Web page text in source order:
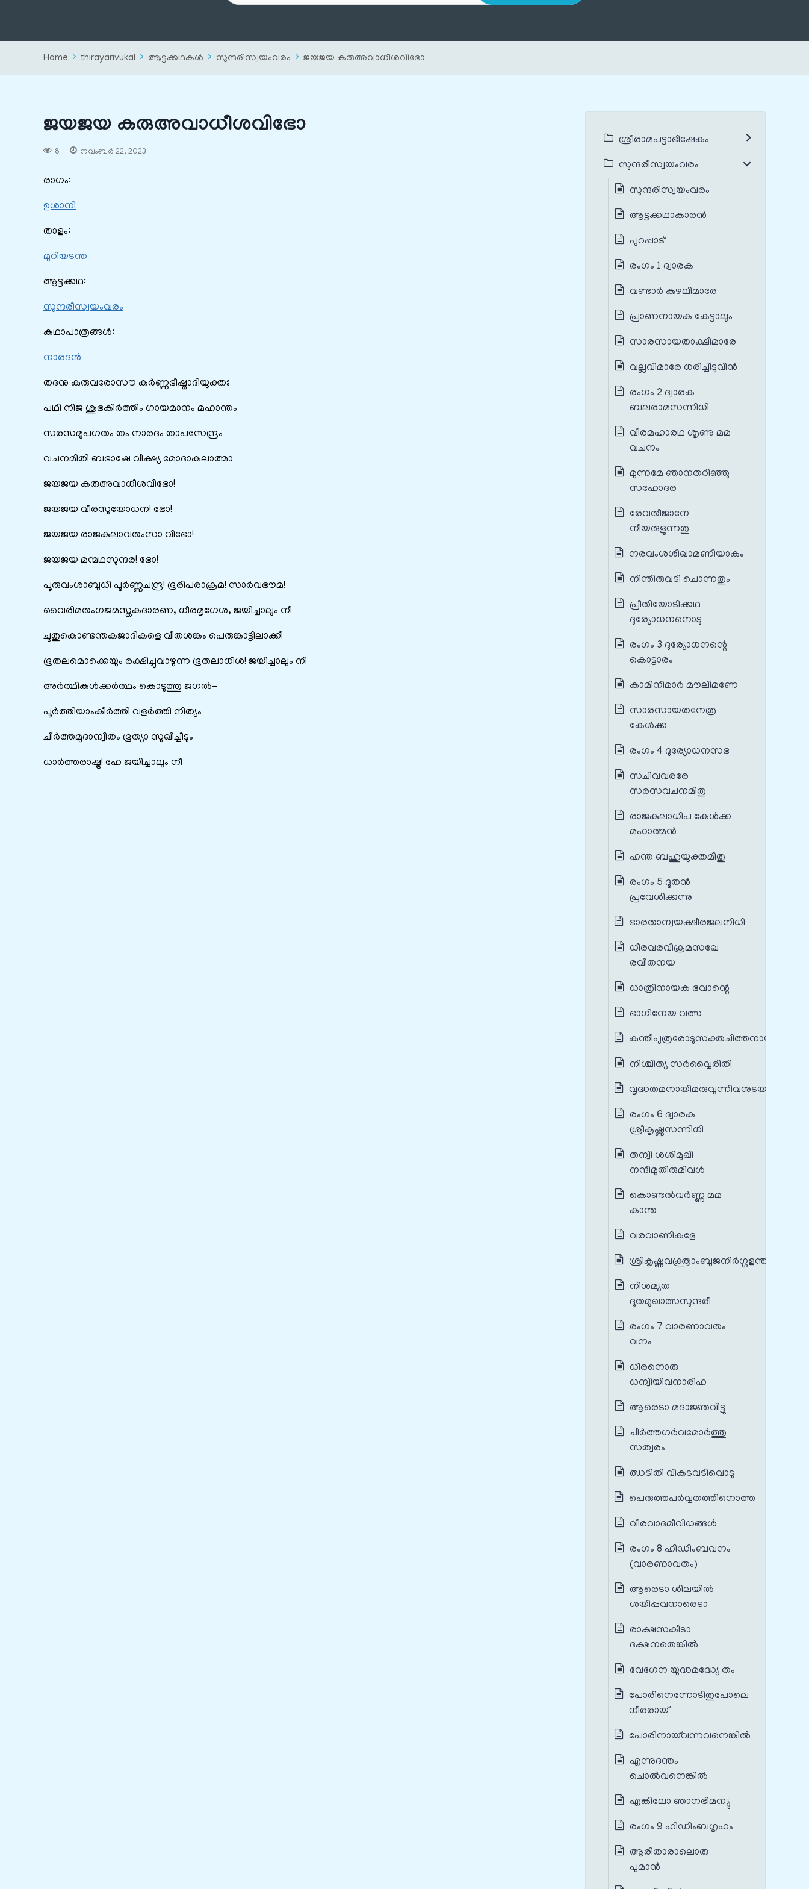
Home thirayarivukal ആട്ടക്കഥകൾ സുന്ദരീസ്വയംവരം ജയജയ കരുഅവാധീശവിഭോ
ജയജയ കരുഅവാധീശവിഭോ
8 നവംബർ 22, 2023
രാഗം:
ഉശാനി
താളം:
മുറിയടന്ത
ആട്ടക്കഥ:
സുന്ദരീസ്വയംവരം
കഥാപാത്രങ്ങൾ:
നാരദൻ
തദനു കുരുവരോസൗ കർണ്ണഭീഷ്മാദിയുക്തഃ
പഥി നിജ ശുഭകീർത്തിം ഗായമാനം മഹാന്തം
സരസമുപഗതം തം നാരദം താപസേന്ദ്രം
വചനമിതി ബഭാഷേ വീക്ഷ്യ മോദാകുലാത്മാ
ജയജയ കരുഅവാധീശവിഭോ!
ജയജയ വീരസുയോധന! ഭോ!
ജയജയ രാജകുലാവതംസാ വിഭോ!
ജയജയ മന്മഥസുന്ദര! ഭോ!
പൂരുവംശാബുധി പൂർണ്ണചന്ദ്ര! ഭൂരിപരാക്രമ! സാർവഭൗമ!
വൈരിമതംഗജമസ്തകദാരണ, ധീരമൃഗേശ, ജയിച്ചാലും നീ
ചൂതുകൊണ്ടന്തകജാദികളെ വീതശങ്കം പെരുങ്കാട്ടിലാക്കീ
ഭൂതലമൊക്കെയും രക്ഷിച്ചുവാഴുന്ന ഭൂതലാധീശ! ജയിച്ചാലും നീ
അർത്ഥികൾക്കർത്ഥം കൊടുത്തു ജഗൽ-
പൂർത്തിയാംകീർത്തി വളർത്തി നിത്യം
ചീർത്തമുദാന്വിതം ഭൂത്യാ സുഖിച്ചീടും
ധാർത്തരാഷ്ട്ര! ഹേ ജയിച്ചാലും നീ
ശ്രീരാമപട്ടാഭിഷേകം
സുന്ദരീസ്വയംവരം
സുന്ദരീസ്വയംവരം
ആട്ടക്കഥാകാരൻ
പുറപ്പാട്
രംഗം 1 ദ്വാരക
വണ്ടാർ കുഴലിമാരേ
പ്രാണനായക കേട്ടാലും
സാരസായതാക്ഷിമാരേ
വല്ലവിമാരേ ധരിച്ചീടുവിൻ
രംഗം 2 ദ്വാരക
ബലരാമസന്നിധി
വീരമഹാരഥ ശൃണു മമ
വചനം
മുന്നമേ ഞാനതറിഞ്ഞു
സഹോദര
രേവതീജാനേ
നീയരുളുന്നതു
നരവംശശിഖാമണിയാകും
നിന്തിരുവടി ചൊന്നതും
പ്രീതിയോടിക്കഥ
ദുര്യോധനനൊടു
രംഗം 3 ദുര്യോധനന്റെ
കൊട്ടാരം
കാമിനിമാർ മൗലിമണേ
സാരസായതനേത്ര
കേൾക്ക
രംഗം 4 ദുര്യോധനസഭ
സചിവവരരേ
സരസവചനമിതു
രാജകുലാധിപ കേൾക്ക
മഹാത്മൻ
ഹന്ത ബഹുയുക്തമിതു
രംഗം 5 ദൂതൻ
പ്രവേശിക്കുന്നു
ഭാരതാന്വയക്ഷീരജലനിധി
ധീരവരവിക്രമസഖേ
രവിതനയ
ധാത്രീനായക ഭവാന്റെ
ഭാഗിനേയ വത്സ
കുന്തീപുത്രരോടുസക്തചിത്തനായ
നിശ്ചിത്യ സർവ്വൈരിതി
വൃദ്ധതമനായിമരുവുന്നിവനുടയ
രംഗം 6 ദ്വാരക
ശ്രീകൃഷ്ണസന്നിധി
തന്വി ശശിമുഖി
നന്ദിമുതിരുമിവൾ
കൊണ്ടൽവർണ്ണ മമ
കാന്ത
വരവാണികളേ
ശ്രീകൃഷ്ണവക്ത്രാംബുജനിർഗ്ഗളന്തീം
നിശമ്യത
ദൂതമുഖാത്സസുന്ദരീ
രംഗം 7 വാരണാവതം
വനം
ധീരനൊരു
ധന്വിയിവനാരിഹ
ആരെടാ മദാജ്ഞവിട്ടു
ചീർത്തഗർവമോർത്തു
സത്വരം
ഝടിതി വികടവടിവൊടു
പെരുത്തപർവ്വതത്തിനൊത്ത
വീരവാദമീവിധങ്ങൾ
രംഗം 8 ഹിഡിംബവനം
(വാരണാവതം)
ആരെടാ ശിലയിൽ
ശയിപ്പവനാരെടാ
രാക്ഷസകീടാ
ദക്ഷനതെങ്കിൽ
വേഗേന യുദ്ധമദ്ധ്യേ തം
പോരിനെന്നോടിതുപോലെ
ധീരരായ്
പോരിനായ്‌വന്നവനെങ്കിൽ
എന്നുദന്തം
ചൊൽവനെങ്കിൽ
എങ്കിലോ ഞാനഭിമന്യു
രംഗം 9 ഹിഡിംബഗൃഹം
ആരിതാരാലൊരു
പുമാൻ